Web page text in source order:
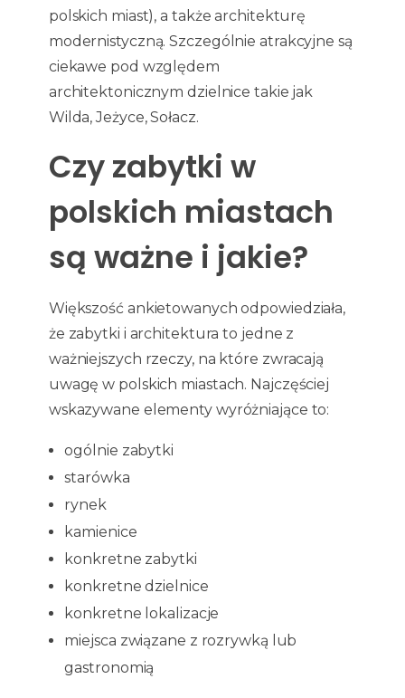
polskich miast), a także architekturę
modernistyczną. Szczególnie atrakcyjne są
ciekawe pod względem
architektonicznym dzielnice takie jak
Wilda, Jeżyce, Sołacz.
Czy zabytki w
polskich miastach
są ważne i jakie?
Większość ankietowanych odpowiedziała,
że zabytki i architektura to jedne z
ważniejszych rzeczy, na które zwracają
uwagę w polskich miastach. Najczęściej
wskazywane elementy wyróżniające to:
ogólnie zabytki
starówka
rynek
kamienice
konkretne zabytki
konkretne dzielnice
konkretne lokalizacje
miejsca związane z rozrywką lub
gastronomią